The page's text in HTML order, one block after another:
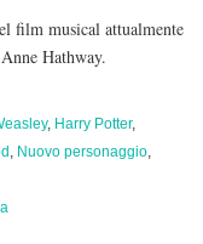
film musical attualmente
Hathway.
, Harry Potter,
, Nuovo personaggio,